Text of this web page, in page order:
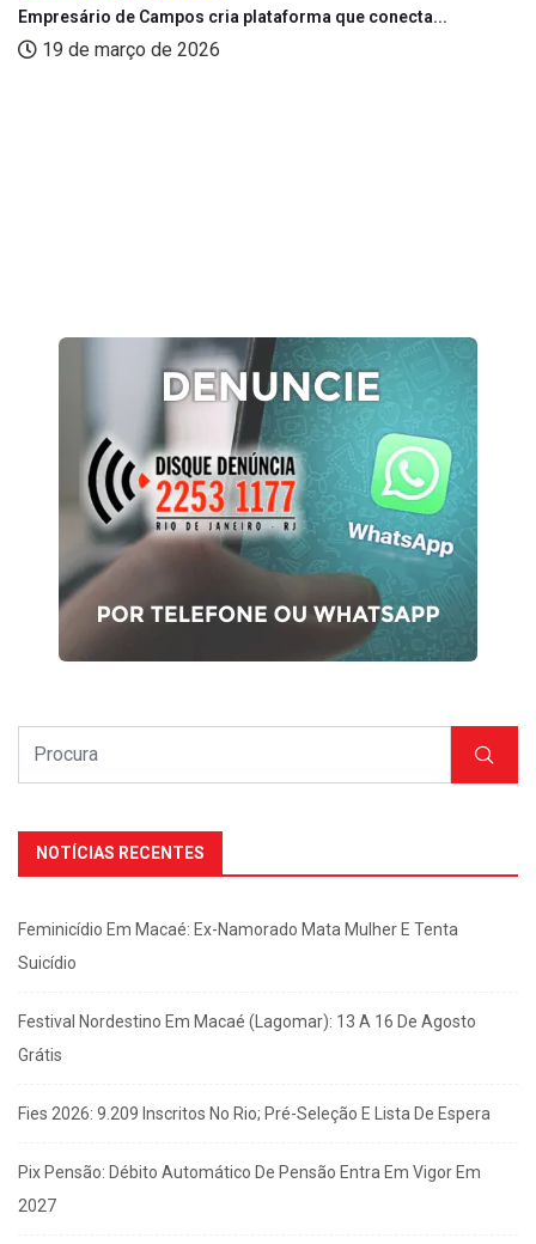
Empresário de Campos cria plataforma que conecta...
19 de março de 2026
NOTÍCIAS RECENTES
Feminicídio Em Macaé: Ex-Namorado Mata Mulher E Tenta
Suicídio
Festival Nordestino Em Macaé (Lagomar): 13 A 16 De Agosto
Grátis
Fies 2026: 9.209 Inscritos No Rio; Pré-Seleção E Lista De Espera
Pix Pensão: Débito Automático De Pensão Entra Em Vigor Em
2027